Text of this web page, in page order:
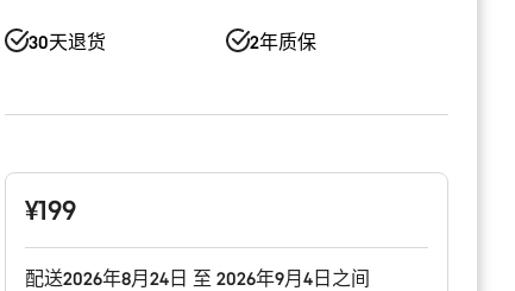
30天退货 2年质保
配
¥199
配送2026年8月24日 至 2026年9月4日之间